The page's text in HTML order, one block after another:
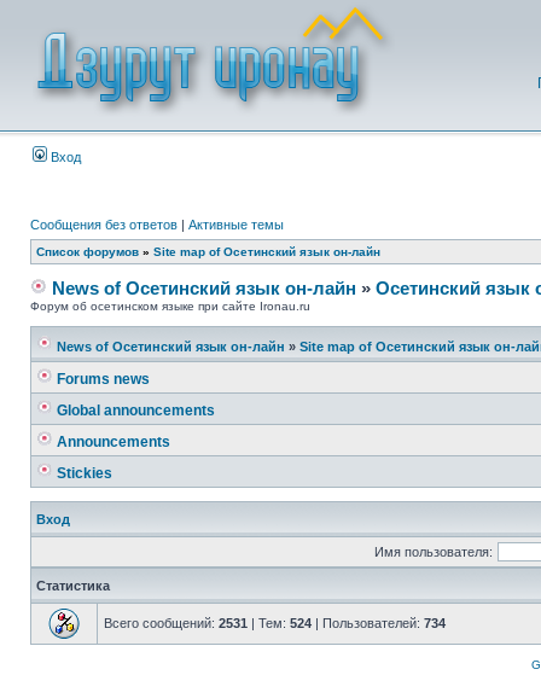
Вход
Сообщения без ответов | Активные темы
Список форумов » Site map of Осетинский язык он-лайн
News of Осетинский язык он-лайн » Осетинский язык
Форум об осетинском языке при сайте Ironau.ru
News of Осетинский язык он-лайн » Site map of Осетинский язык он-
Forums news
Global announcements
Announcements
Stickies
Вход
Имя пользователя:
Статистика
Всего сообщений: 2531 | Тем: 524 | Пользователей: 734